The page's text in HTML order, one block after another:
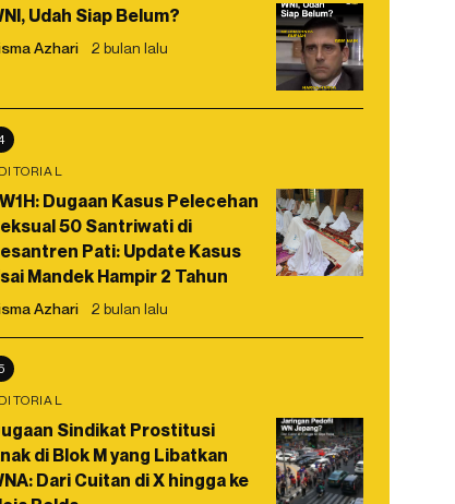
Udah Siap Belum?
Azhari 2 bulan lalu
Dugaan Kasus Pelecehan
50 Santriwati di
Pati: Update Kasus
Mandek Hampir 2 Tahun
Azhari 2 bulan lalu
Sindikat Prostitusi
di Blok M yang Libatkan
Dari Cuitan di X hingga ke